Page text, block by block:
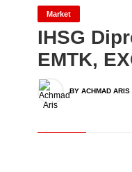
Market
IHSG
EMTK,
BY ACHMAD ARIS